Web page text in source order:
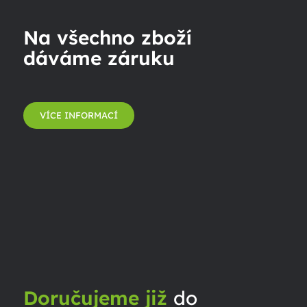
Na všechno zboží
dáváme záruku
VÍCE INFORMACÍ
Doručujeme již do